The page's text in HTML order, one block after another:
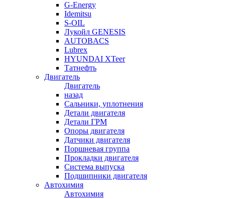
G-Energy
Idemitsu
S-OIL
Лукойл GENESIS
AUTOBACS
Lubrex
HYUNDAI XTeer
Татнефть
Двигатель
Двигатель
назад
Сальники, уплотнения
Детали двигателя
Детали ГРМ
Опоры двигателя
Датчики двигателя
Поршневая группа
Прокладки двигателя
Система выпуска
Подшипники двигателя
Автохимия
Автохимия